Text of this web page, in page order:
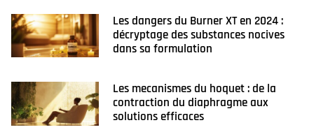
Les dangers du Burner XT en 2024 :
décryptage des substances nocives
dans sa formulation
Les mecanismes du hoquet : de la
contraction du diaphragme aux
solutions efficaces